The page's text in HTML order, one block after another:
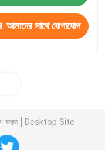
আমাদের সাথে যোগাযোগ
করুন Desktop Site